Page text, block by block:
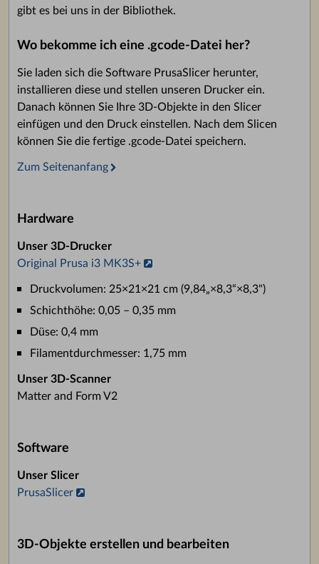
gibt es bei uns in der Bibliothek.
Wo bekomme ich eine .gcode-Datei her?
Sie laden sich die Software PrusaSlicer herunter,
installieren diese und stellen unseren Drucker ein.
Danach können Sie Ihre 3D-Objekte in den Slicer
einfügen und den Druck einstellen. Nach dem Slicen
können Sie die fertige .gcode-Datei speichern.
Zum Seitenanfang
Hardware
Unser 3D-Drucker
Original Prusa i3 MK3S+
Druckvolumen: 25×21×21 cm (9,84„×8,3“×8,3")
Schichthöhe: 0,05 – 0,35 mm
Düse: 0,4 mm
Filamentdurchmesser: 1,75 mm
Unser 3D-Scanner
Matter and Form V2
Software
Unser Slicer
PrusaSlicer
3D-Objekte erstellen und bearbeiten